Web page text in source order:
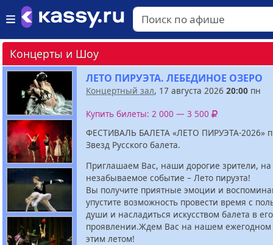
Концерты и Шоу
ЛЕТО ПИРУЭТА. ЛЕБЕДИНОЕ ОЗЕРО
Концертный зал, 17 августа 2026 20:00 пн
Купить билеты: 2 000 — 3 500
ФЕСТИВАЛЬ БАЛЕТА «ЛЕТО ПИРУЭТА-2026»
Звезд Русского балета.
Приглашаем Вас, наши дорогие зрители, на
незабываемое событие – Лето пируэта!
Вы получите приятные эмоции и
упустите возможность провести время с
души и насладиться искусством балета в
проявлении.Ждем Вас на нашем ежегодном
этим летом!